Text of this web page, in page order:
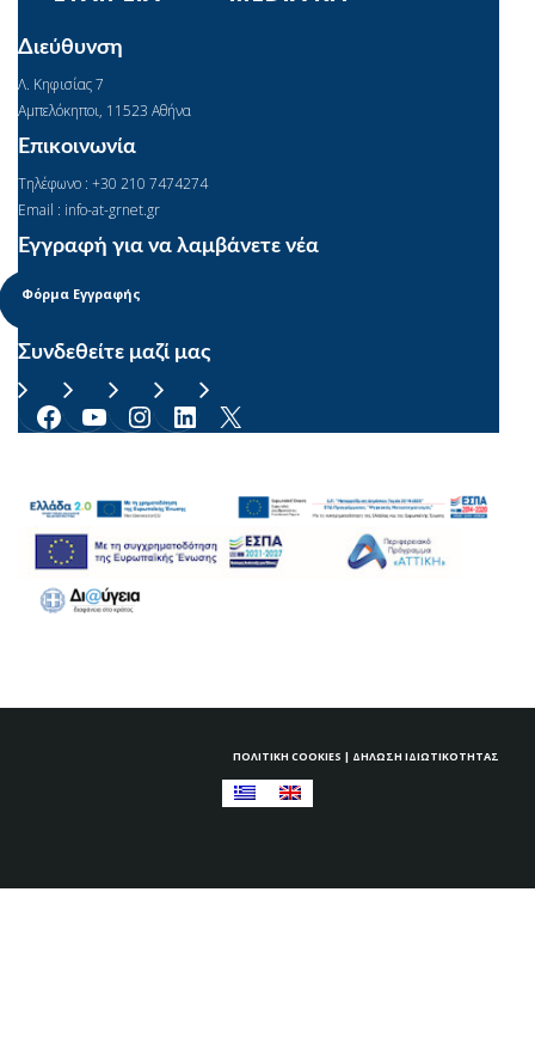
Διεύθυνση
Λ. Κηφισίας 7
Αμπελόκηποι, 11523 Αθήνα
Επικοινωνία
Τηλέφωνο : +30 210 7474274
Email : info-at-grnet.gr
Εγγραφή για να λαμβάνετε νέα
Φόρμα Εγγραφής
Συνδεθείτε μαζί μας
Facebook YouTube Instagram Linkedin
ΠΟΛΙΤΙΚΉ COOKIES | ΔΉΛΩΣΗ ΙΔΙΩΤΙΚΌΤΗΤΑΣ